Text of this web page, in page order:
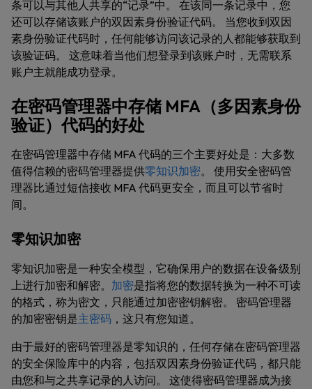
条可以与其他人共享的“记录”中。 在该同一条记录中，您
还可以存储该账户的双因素身份验证代码。 当您收到双因
素身份验证代码时，任何能够访问该记录的人都能够获取到
该验证码。 这意味着当他们想登录到该账户时，无需联系
账户主就能成功登录。
在密码管理器中存储 MFA（多因素身份
验证）代码的好处
在密码管理器中存储 MFA 代码的三个主要好处是：大多数
值得信赖的密码管理器提供零知识加密。 使用安全密码管
理器比通过短信接收 MFA 代码更安全，而且可以节省时
间。
零知识加密
零知识加密是一种安全模型，它确保用户的数据在设备级别
上进行加密和解密。 加密是指将您的数据转换为一种不可读
的格式，称为密文，只能通过加密密钥解密。 密码管理器
的加密密钥是主密码 ，这只有您知道。
由于最好的密码管理器是零知识的，任何存储在密码管理器
的安全保险库中的内容，包括双因素身份验证代码，都只能
由您和与之共享记录的人访问。 这使得密码管理器成为接